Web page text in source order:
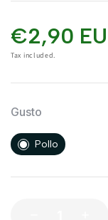
€2,90
Tax included.
Gusto
Pollo